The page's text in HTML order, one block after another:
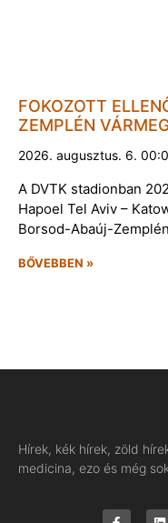
FOKOZOTT
ZEMPLÉN
2026. augusztus. 6.
A DVTK stadionban
Hapoel Tel Aviv –
Borsod-Abaúj-
BŐVEBBEN »
Hírek, kék hírek, zöld
medicina, ezo és még